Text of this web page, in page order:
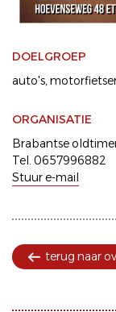
DOELGROEP
auto's
ORGANISATIE
Brabantse
Tel. 0657996882
Stuur e-mail
terug naar